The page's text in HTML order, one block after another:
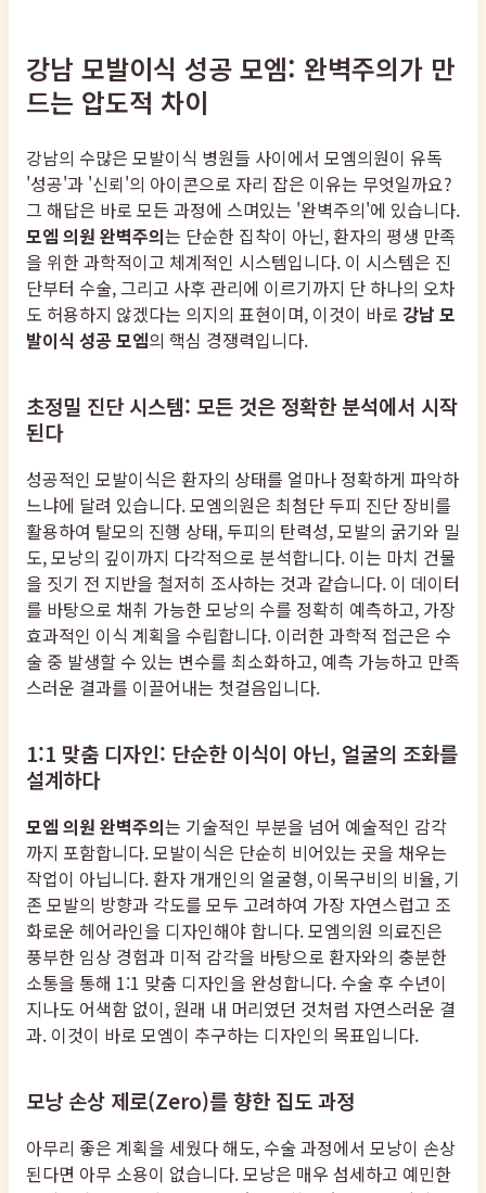
강남 모발이식 성공 모엠: 완벽주의가 만
드는 압도적 차이
강남의 수많은 모발이식 병원들 사이에서 모엠의원이 유독
'성공'과 '신뢰'의 아이콘으로 자리 잡은 이유는 무엇일까요?
그 해답은 바로 모든 과정에 스며있는 '완벽주의'에 있습니다.
모엠 의원 완벽주의는 단순한 집착이 아닌, 환자의 평생 만족
을 위한 과학적이고 체계적인 시스템입니다. 이 시스템은 진
단부터 수술, 그리고 사후 관리에 이르기까지 단 하나의 오차
도 허용하지 않겠다는 의지의 표현이며, 이것이 바로 강남 모
발이식 성공 모엠의 핵심 경쟁력입니다.
초정밀 진단 시스템: 모든 것은 정확한 분석에서 시작
된다
성공적인 모발이식은 환자의 상태를 얼마나 정확하게 파악하
느냐에 달려 있습니다. 모엠의원은 최첨단 두피 진단 장비를
활용하여 탈모의 진행 상태, 두피의 탄력성, 모발의 굵기와 밀
도, 모낭의 깊이까지 다각적으로 분석합니다. 이는 마치 건물
을 짓기 전 지반을 철저히 조사하는 것과 같습니다. 이 데이터
를 바탕으로 채취 가능한 모낭의 수를 정확히 예측하고, 가장
효과적인 이식 계획을 수립합니다. 이러한 과학적 접근은 수
술 중 발생할 수 있는 변수를 최소화하고, 예측 가능하고 만족
스러운 결과를 이끌어내는 첫걸음입니다.
1:1 맞춤 디자인: 단순한 이식이 아닌, 얼굴의 조화를
설계하다
모엠 의원 완벽주의는 기술적인 부분을 넘어 예술적인 감각
까지 포함합니다. 모발이식은 단순히 비어있는 곳을 채우는
작업이 아닙니다. 환자 개개인의 얼굴형, 이목구비의 비율, 기
존 모발의 방향과 각도를 모두 고려하여 가장 자연스럽고 조
화로운 헤어라인을 디자인해야 합니다. 모엠의원 의료진은
풍부한 임상 경험과 미적 감각을 바탕으로 환자와의 충분한
소통을 통해 1:1 맞춤 디자인을 완성합니다. 수술 후 수년이
지나도 어색함 없이, 원래 내 머리였던 것처럼 자연스러운 결
과. 이것이 바로 모엠이 추구하는 디자인의 목표입니다.
모낭 손상 제로(Zero)를 향한 집도 과정
아무리 좋은 계획을 세웠다 해도, 수술 과정에서 모낭이 손상
된다면 아무 소용이 없습니다. 모낭은 매우 섬세하고 예민한